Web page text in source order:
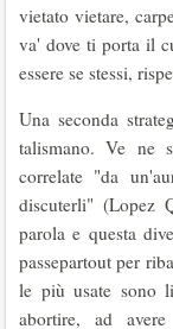
vietato vietare,
va' dove ti porta il
essere se stessi,
Una seconda
talismano. Ve ne
correlate "da
discuterli" (Lopez
parola e questa
passepartout per
le più usate sono
abortire, ad